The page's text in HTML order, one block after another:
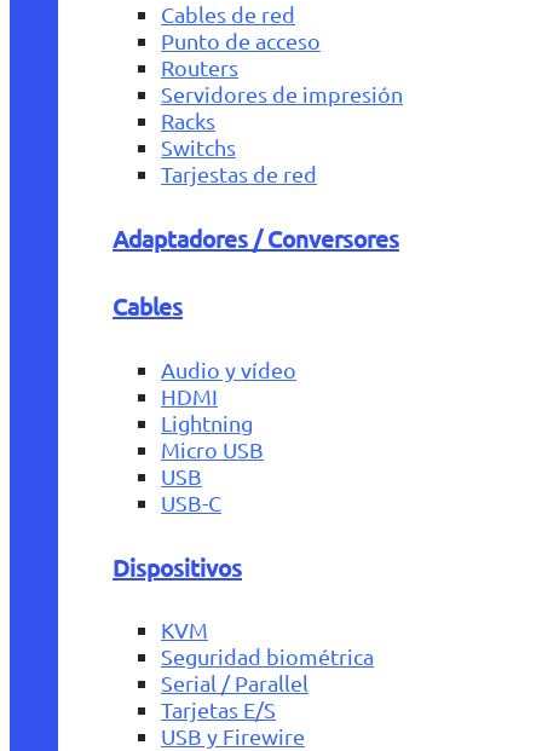
Cables de red
Punto de acceso
Routers
Servidores de impresión
Racks
Switchs
Tarjestas de red
Adaptadores / Conversores
Cables
Audio y vídeo
HDMI
Lightning
Micro USB
USB
USB-C
Dispositivos
KVM
Seguridad biométrica
Serial / Parallel
Tarjetas E/S
USB y Firewire